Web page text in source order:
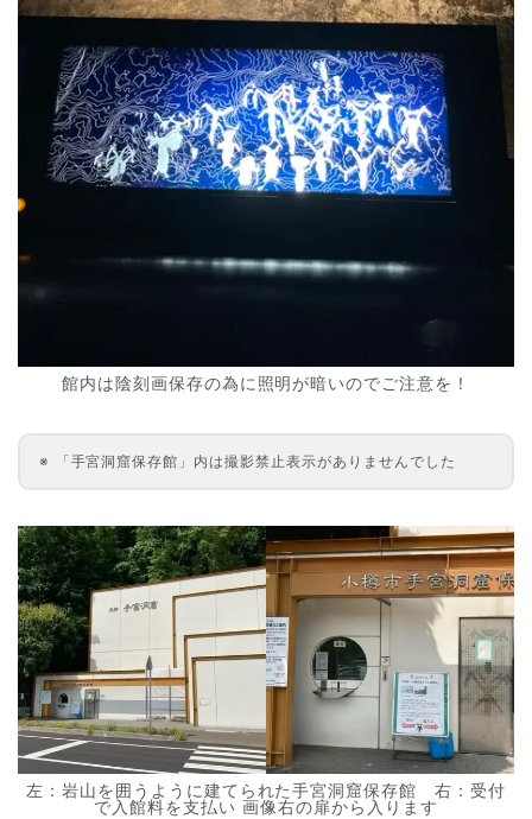
館内は陰刻画保存の為に照明が暗いのでご注意を！
「手宮洞窟保存館」内は撮影禁止表示がありませんでした
左：岩山を囲うように建てられた手宮洞窟保存館 右：受付
で入館料を支払い 画像右の扉から入ります